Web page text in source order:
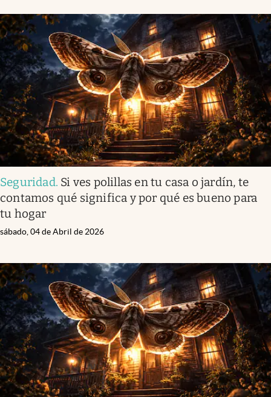
Seguridad. Si ves polillas en tu casa o jardín, te
contamos qué significa y por qué es bueno para
tu hogar
sábado, 04 de Abril de 2026